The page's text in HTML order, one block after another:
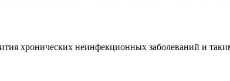
хронических неинфекционных заболеваний и